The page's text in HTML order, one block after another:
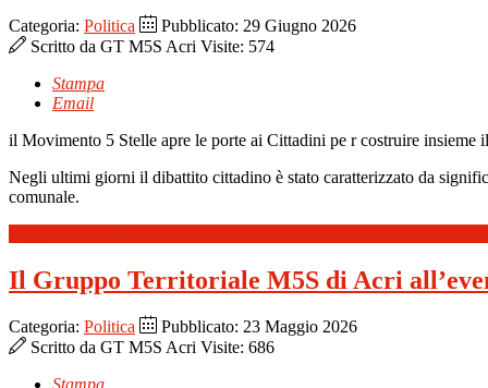
Categoria: Politica
Pubblicato: 29 Giugno 2026
Scritto da GT M5S Acri Visite: 574
Stampa
Email
il Movimento 5 Stelle apre le porte ai Cittadini pe r costruire insieme
Negli ultimi giorni il dibattito cittadino è stato caratterizzato da
comunale.
Il Gruppo Territoriale M5S di Acri
Categoria: Politica
Pubblicato: 23 Maggio 2026
Scritto da GT M5S Acri Visite: 686